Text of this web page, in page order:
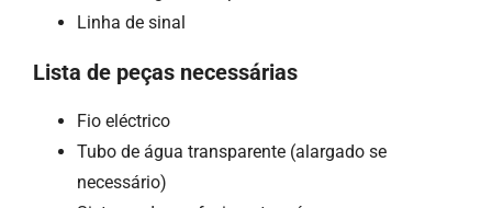
Linha de sinal
Lista de peças necessárias
Fio eléctrico
Tubo de água transparente (alargado se
necessário)